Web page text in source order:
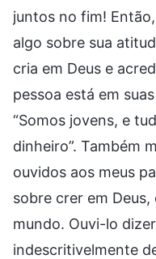
juntos no fim!
algo sobre sua
cria em Deus e
pessoa está em
“Somos jovens, e
dinheiro”. Também
ouvidos aos meus
sobre crer em
mundo. Ouvi-lo
indescritivelmente